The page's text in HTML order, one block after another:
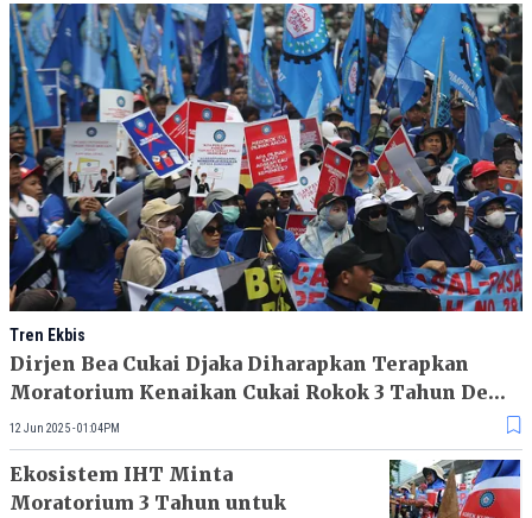
Tren Ekbis
Dirjen Bea Cukai Djaka Diharapkan Terapkan
Moratorium Kenaikan Cukai Rokok 3 Tahun Demi
Optimalkan Penerimaan Negara
12 Jun 2025 - 01:04PM
Ekosistem IHT Minta
Moratorium 3 Tahun untuk